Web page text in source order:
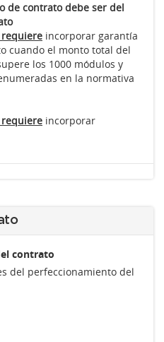
de contrato debe ser del
requiere incorporar garantía
cuando el monto total del
los 1000 módulos y
en la normativa
requiere incorporar
contrato
del perfeccionamiento del